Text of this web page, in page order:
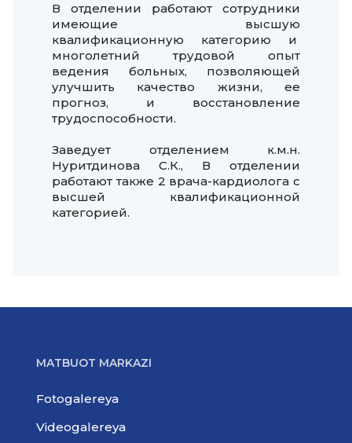
В отделении работают сотрудники
имеющие высшую
квалификационную категорию и
многолетний трудовой опыт
ведения больных, позволяющей
улучшить качество жизни, ее
прогноз, и восстановление
трудоспособности.
Заведует отделением к.м.н.
Нуритдинова С.К., В отделении
работают также 2 врача-кардиолога с
высшей квалификационной
категорией.
MATBUOT MARKAZI
Fotogalereya
Videogalereya